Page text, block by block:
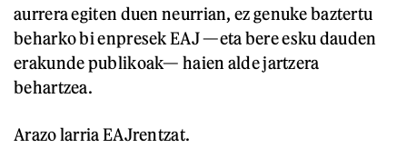
aurrera egiten duen neurrian, ez genuke baztertu
beharko bi enpresek EAJ —eta bere esku dauden
erakunde publikoak— haien alde jartzera
behartzea.
Arazo larria EAJrentzat.